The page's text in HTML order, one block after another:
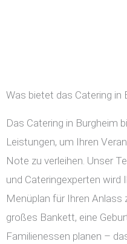
Was bietet das Catering in
Das Catering in Burgheim
Leistungen, um Ihren
Note zu verleihen. Unser
und Cateringexperten wird
Menüplan für Ihren Anlass
großes Bankett, eine
Familienessen planen –